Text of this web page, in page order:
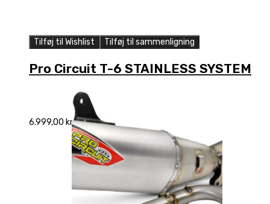
Tilføj til Wishlist Tilføj til sammenligning
Pro Circuit T-6 STAINLESS SYSTEM
6.999,00 kr.Add to cart